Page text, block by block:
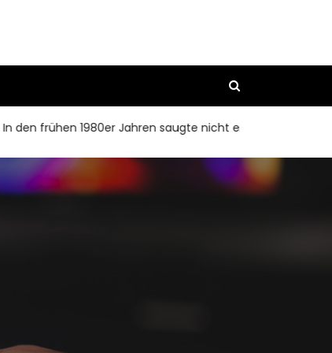
frühen 1980er Jahren saugte nicht ein Comic -Rant.